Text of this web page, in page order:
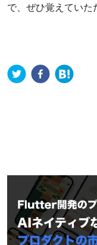
で、ぜひ覚えていた